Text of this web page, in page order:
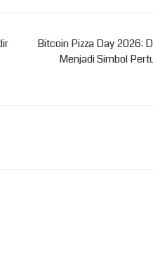
Bitcoin Pizza Day 2026:
Menjadi Simbol